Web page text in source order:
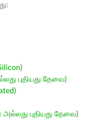
புதியது தேவை)
புதியது தேவை)